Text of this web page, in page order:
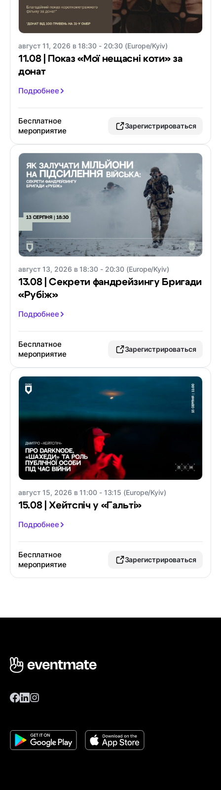
август 11, 2026 в 18:30 - 20:30 (Europe/Kyiv)
11.08 | Показ «Мої нещасні коти» за
донат
Подробнее
Бесплатное
мероприятие
Зарегистрироваться
август 13, 2026 в 18:30 - 20:30 (Europe/Kyiv)
13.08 | Секрети фандрейзингу Бригади
«Рубіж»
Подробнее
Бесплатное
мероприятие
Зарегистрироваться
август 15, 2026 в 11:00 - 13:15 (Europe/Kyiv)
15.08 | Хейтспіч у «Гальті»
Подробнее
Бесплатное
мероприятие
Зарегистрироваться